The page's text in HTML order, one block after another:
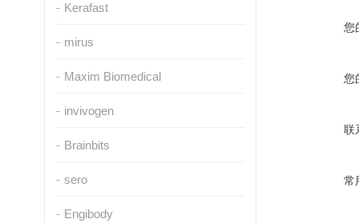
Kerafast
mirus
Maxim Biomedical
invivogen
Brainbits
sero
Engibody
您
您
联
常